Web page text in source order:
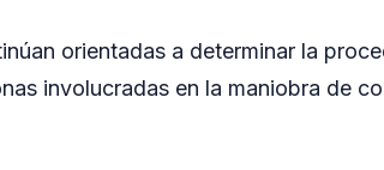
orientadas a determinar la
involucradas en la maniobra de